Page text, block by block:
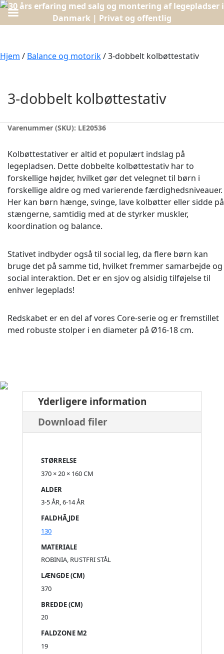
Hjem / Balance og motorik/ 3-dobbelt kolbøttestativ
3-dobbelt kolbøttestativ
Varenummer (SKU): LE20536
Kolbøttestativer er altid et populært indslag på
legepladsen. Dette dobbelte kolbøttestativ har to
forskellige højder, hvilket gør det velegnet til børn i
forskellige aldre og med varierende færdighedsniveauer.
Her kan børn hænge, svinge, lave kolbøtter eller sidde på
stængerne, samtidig med at de styrker muskler,
koordination og balance.
Stativet indbyder også til social leg, da flere børn kan
bruge det på samme tid, hvilket fremmer samarbejde og
social interaktion. Det er en sjov og alsidig tilføjelse til
enhver legeplads!
Redskabet er en del af vores Core-serie og er fremstillet
med robuste stolper i en diameter på Ø16-18 cm.
Yderligere information
Download filer
STØRRELSE
370 × 20 × 160 CM
ALDER
3-5 ÅR, 6-14 ÅR
FALDHÃ¸JDE
130
MATERIALE
ROBINIA, RUSTFRI STÅL
LÆNGDE (CM)
370
BREDDE (CM)
20
FALDZONE M2
19